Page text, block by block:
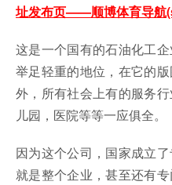
址发布页——顺博体育导航
这是一个国有的石油化工
举足轻重的地位，在它的
外，所有社会上有的服务
儿园，医院等等一应俱全。
因为这个公司，国家成立
就是整个企业，甚至还有